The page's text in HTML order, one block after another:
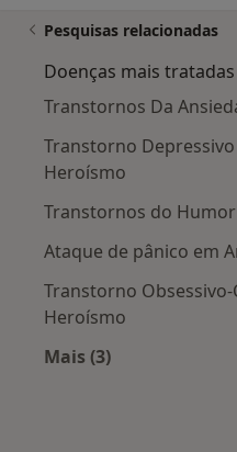
Pesquisas relacionadas
Doenças mais tratadas
Transtornos Da
Transtorno
Heroísmo
Transtornos do
Ataque de pânico em
Transtorno
Heroísmo
Mais (3)